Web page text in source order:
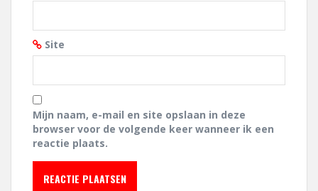
Site
Mijn naam, e-mail en site opslaan in deze
browser voor de volgende keer wanneer ik een
reactie plaats.